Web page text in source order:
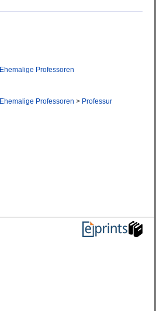
Ehemalige Professoren
Ehemalige Professoren > Professur